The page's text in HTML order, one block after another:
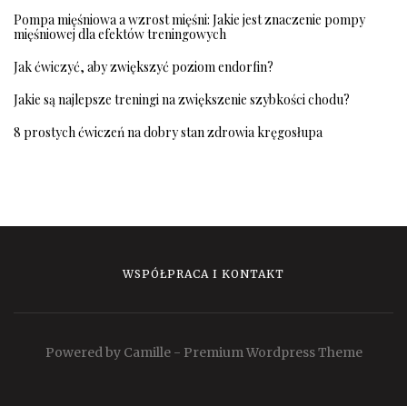
Pompa mięśniowa a wzrost mięśni: Jakie jest znaczenie pompy
mięśniowej dla efektów treningowych
Jak ćwiczyć, aby zwiększyć poziom endorfin?
Jakie są najlepsze treningi na zwiększenie szybkości chodu?
8 prostych ćwiczeń na dobry stan zdrowia kręgosłupa
WSPÓŁPRACA I KONTAKT
Powered by Camille - Premium Wordpress Theme